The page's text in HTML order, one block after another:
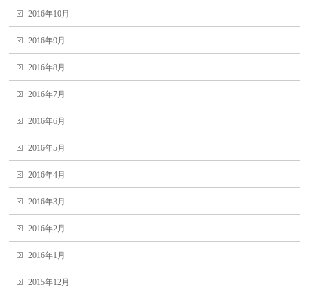
2016年10月
2016年9月
2016年8月
2016年7月
2016年6月
2016年5月
2016年4月
2016年3月
2016年2月
2016年1月
2015年12月